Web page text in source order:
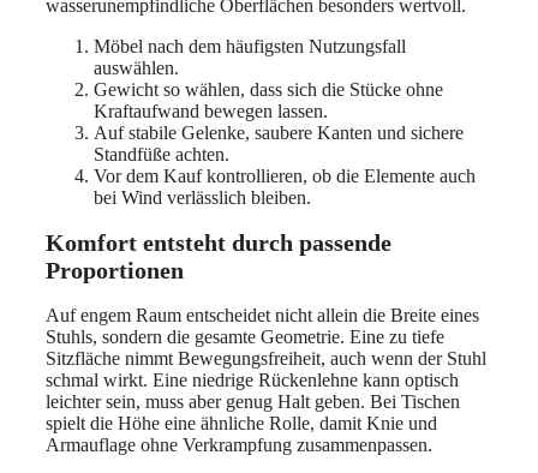
wasserunempfindliche Oberflächen besonders wertvoll.
Möbel nach dem häufigsten Nutzungsfall
auswählen.
Gewicht so wählen, dass sich die Stücke ohne
Kraftaufwand bewegen lassen.
Auf stabile Gelenke, saubere Kanten und sichere
Standfüße achten.
Vor dem Kauf kontrollieren, ob die Elemente auch
bei Wind verlässlich bleiben.
Komfort entsteht durch passende
Proportionen
Auf engem Raum entscheidet nicht allein die Breite eines
Stuhls, sondern die gesamte Geometrie. Eine zu tiefe
Sitzfläche nimmt Bewegungsfreiheit, auch wenn der Stuhl
schmal wirkt. Eine niedrige Rückenlehne kann optisch
leichter sein, muss aber genug Halt geben. Bei Tischen
spielt die Höhe eine ähnliche Rolle, damit Knie und
Armauflage ohne Verkrampfung zusammenpassen.